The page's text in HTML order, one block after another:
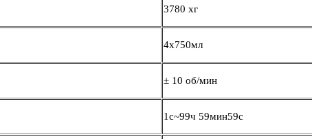
3780 хг
4x750мл
± 10 об/мин
1с~99ч 59мин59с